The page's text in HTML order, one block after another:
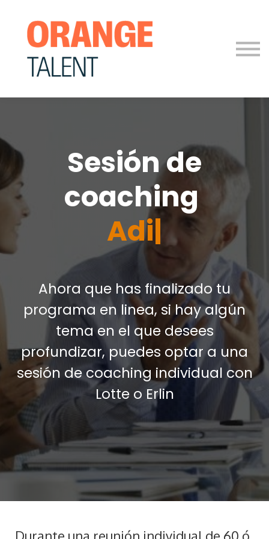
Blog
Contáctanos
Sesión de
coaching
A|
Ahora que has finalizado tu
programa en linea, si hay algún
tema en el que desees
profundizar, puedes optar a una
sesión de coaching individual con
Lotte o Erlin
Durante una reunión individual de 60 ó